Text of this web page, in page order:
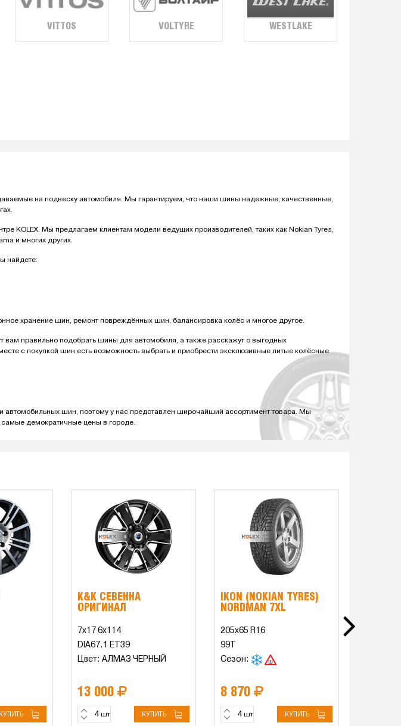
VITTOS VOLTYRE WESTLAKE
на подвеску автомобиля. Мы гарантируем, что наши шины надежные, качественные,
KOLEX. Мы предлагаем клиентам модели ведущих производителей, таких как Nokian Tyres,
и многих других.
найдете:
хранение шин, ремонт повреждённых шин, балансировка колёс и многое другое.
вам правильно подобрать шины для автомобиля, а также расскажут о выгодных
с покупкой шин есть возможность выбрать и приобрести эксклюзивные литые колёсные
автомобильных шин, поэтому у нас представлен широчайший ассортимент товара. Мы
самые демократичные цены в городе.
КУПИТЬ
K&K СЕВЕННА
ОРИГИНАЛ
7x17 6x114
DIA67.1 ET39
Цвет: АЛМАЗ ЧЕРНЫЙ
13 000
шт КУПИТЬ
IKON (NOKIAN TYRES)
NORDMAN 7XL
205x65 R16
99T
Сезон:
8 870
шт КУПИТЬ